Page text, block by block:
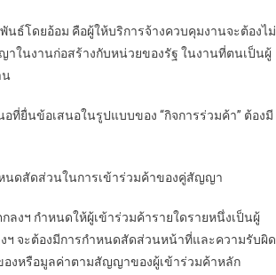
นธ์โดยอ้อม คือผู้ให้บริการจ้างควบคุมงานจะต้องไม่
ในงานก่อสร้างกับหน่วยของรัฐ ในงานที่ตนเป็นผู้
น
ข้อเสนอในรูปแบบของ “กิจการร่วมค้า” ต้องมี
วนในการเข้าร่วมค้าของคู่สัญญา
นดให้ผู้เข้าร่วมค้ารายใดรายหนึ่งเป็นผู้
ฯ จะต้องมีการกำหนดสัดส่วนหน้าที่และความรับผิด
งหรือมูลค่าตามสัญญาของผู้เข้าร่วมค้าหลัก